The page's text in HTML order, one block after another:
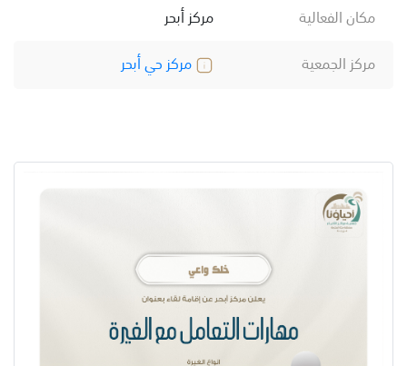
مكان الفعالية
مركز أبحر
مركز الجمعية
مركز حي أبحر